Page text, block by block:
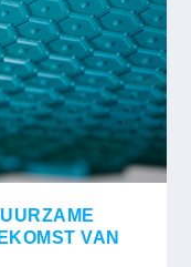
VAN